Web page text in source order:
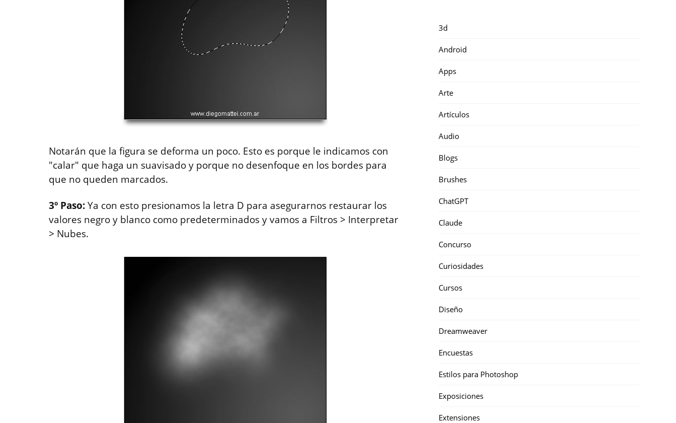
Notarán que la figura se deforma un poco. Esto es porque le indicamos con
"calar" que haga un suavisado y porque no desenfoque en los bordes para
que no queden marcados.
3º Paso:Ya con esto presionamos la letra D para asegurarnos restaurar los
valores negro y blanco como predeterminados y vamos a Filtros > Interpretar
> Nubes.
3d
Android
Apps
Arte
Artículos
Audio
Blogs
Brushes
ChatGPT
Claude
Concurso
Curiosidades
Cursos
Diseño
Dreamweaver
Encuestas
Estilos para Photoshop
Exposiciones
Extensiones